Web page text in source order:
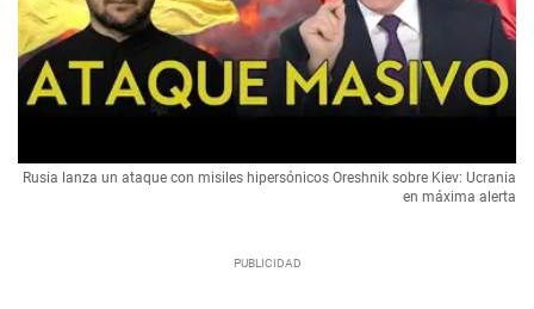
Rusia lanza un ataque con misiles hipersónicos Oreshnik sobre Kiev: Ucrania
en máxima alerta